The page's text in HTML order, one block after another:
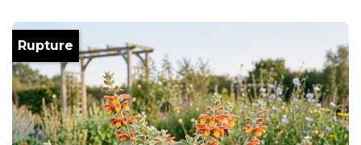
Rupture